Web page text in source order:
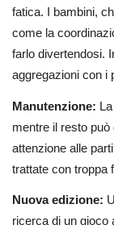
fatica. I bambini,
come la
farlo divertendosi.
aggregazioni con i
Manutenzione:
mentre il resto
attenzione alle
trattate con troppa
Nuova edizione:
ricerca di un gioco